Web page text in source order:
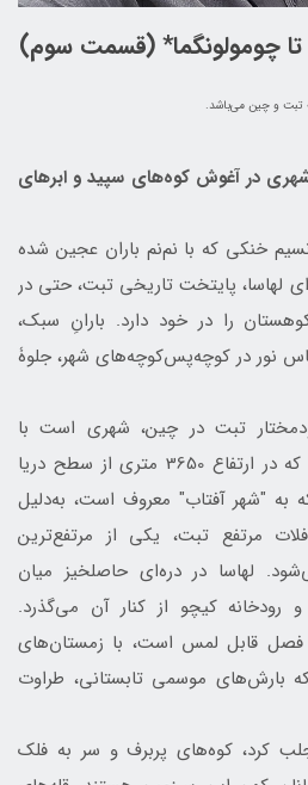
تا چومولونگما* (قسمت سوم)
تبت و چین می‌باشد.
در آغوش کوه‌های سپید و ابرهای
خنکی که با نم‌نم باران عجین شده
لهاسا، پایتخت تاریخی تبت، حتی در
را در خود دارد. بارانِ سبک،
نور در کوچه‌پس‌کوچه‌های شهر، جلوۀ
تبت در چین، شهری است با
تاریخی کهن و فرهنگی غنی که در ارتفاع 3650 متری از سطح دریا
به "شهر آفتاب" معروف است، به‌دلیل
مرتفع تبت، یکی از مرتفع‌ترین
لهاسا در دره‌ای حاصلخیز میان
رودخانه کیچو از کنار آن می‌گذرد.
قابل لمس است، با زمستان‌های
بارش‌های موسمی تابستانی، طراوت
کرد، کوه‌های پربرف و سر به فلک